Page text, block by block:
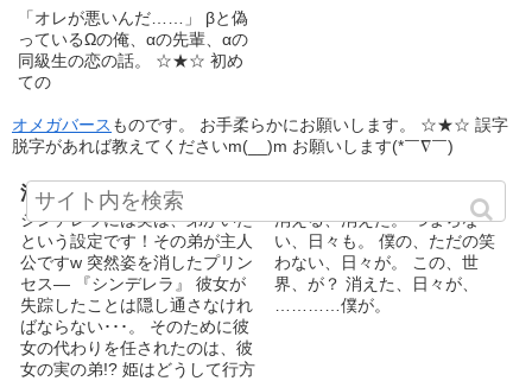
③fujossy （BL小説・漫画投稿
サイト：https://fujossy.jp/） ④
アルファポリス（Webコンテン
ツ投稿サイト：
https://www.alphapolis.co.jp/）
⑤カクヨム
（https://kakuyomu.jp/）
「オレが悪いんだ……」 βと偽
っているΩの俺、αの先輩、αの
同級生の恋の話。 ☆★☆ 初め
ての
オメガバース ものです。 お手柔らかにお願いします。 ☆★☆ 誤字
脱字があれば教えてくださいm(__)m お願いします(*￣∇￣)
消えたシンデレラ
シンデレラには実は、弟がいた
という設定です！その弟が主人
公ですw 突然姿を消したプリン
セス― 『シンデレラ』 彼女が
失踪したことは隠し通さなけれ
ばならない･･･。 そのために彼
女の代わりを任されたのは、彼
女の実の弟!? 姫はどうして行方
消える、消えた。 つまらな
い、日々も。 僕の、ただの笑
わない、日々が。 この、世
界、が？ 消えた、日々が、
…………僕が。